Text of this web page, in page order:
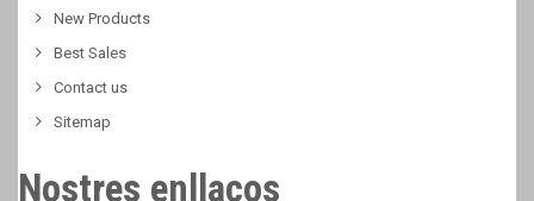
New Products
Best Sales
Contact us
Sitemap
Nostres enllaços